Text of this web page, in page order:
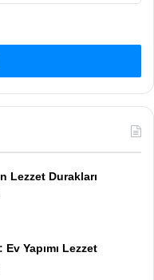
Lezzet Durakları
Yapımı Lezzet